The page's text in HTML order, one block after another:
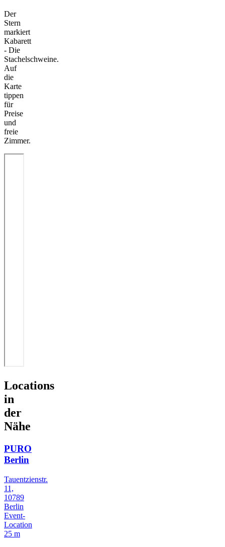
Der
Stern
markiert
Kabarett
- Die
Stachelschweine.
Auf
die
Karte
tippen
für
Preise
und
freie
Zimmer.
Locations
in
der
Nähe
PURO
Berlin
Tauentzienstr.
11,
10789
Berlin
Event-
Location
25 m